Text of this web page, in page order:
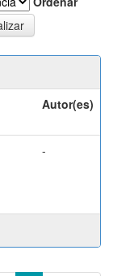
Autor(es)
-